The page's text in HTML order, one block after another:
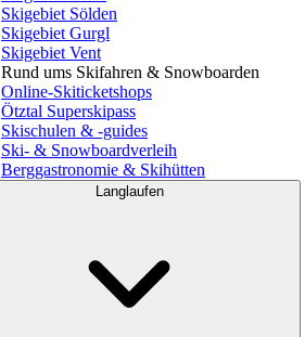
Skigebiet Sölden
Skigebiet Gurgl
Skigebiet Vent
Rund ums Skifahren & Snowboarden
Online-Skiticketshops
Ötztal Superskipass
Skischulen & -guides
Ski- & Snowboardverleih
Berggastronomie & Skihütten
Langlaufen